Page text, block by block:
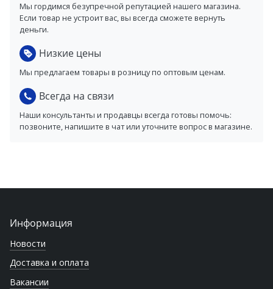
Мы гордимся безупречной репутацией нашего магазина.
Если товар не устроит вас, вы всегда сможете вернуть
деньги.
Низкие цены
Мы предлагаем товары в розницу по оптовым ценам.
Всегда на связи
Наши консультанты и продавцы всегда готовы помочь:
позвоните, напишите в чат или уточните вопрос в магазине.
Информация
Новости
Доставка и оплата
Вакансии